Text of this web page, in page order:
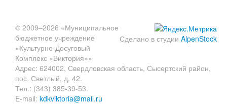
Сделано в студии AlpenStock
© 2009–2026 «Муниципальное
бюджетное учреждение
«Культурно-Досуговый
Комплекс «Виктория»»
Адрес: 624002, Свердловская область, Сысертский район,
пос. Светлый, д. 42.
Тел.: (343) 385-39-53.
E-mail: kdkviktoria@mail.ru